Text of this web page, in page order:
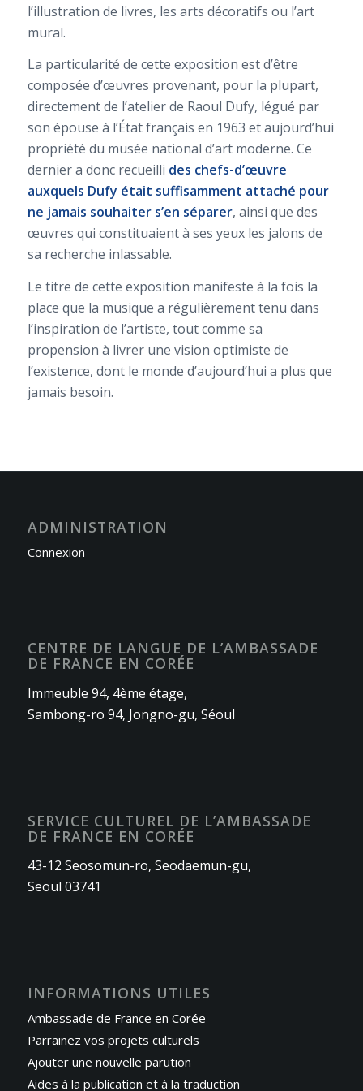
l’illustration de livres, les arts décoratifs ou l’art
mural.
La particularité de cette exposition est d’être
composée d’œuvres provenant, pour la plupart,
directement de l’atelier de Raoul Dufy, légué par
son épouse à l’État français en 1963 et aujourd’hui
propriété du musée national d’art moderne. Ce
dernier a donc recueilli des chefs-d’œuvre
auxquels Dufy était suffisamment attaché pour
ne jamais souhaiter s’en séparer, ainsi que des
œuvres qui constituaient à ses yeux les jalons de
sa recherche inlassable.
Le titre de cette exposition manifeste à la fois la
place que la musique a régulièrement tenu dans
l’inspiration de l’artiste, tout comme sa
propension à livrer une vision optimiste de
l’existence, dont le monde d’aujourd’hui a plus que
jamais besoin.
ADMINISTRATION
Connexion
CENTRE DE LANGUE DE L’AMBASSADE
DE FRANCE EN CORÉE
Immeuble 94, 4ème étage,
Sambong-ro 94, Jongno-gu, Séoul
SERVICE CULTUREL DE L’AMBASSADE
DE FRANCE EN CORÉE
43-12 Seosomun-ro, Seodaemun-gu,
Seoul 03741
INFORMATIONS UTILES
Ambassade de France en Corée
Parrainez vos projets culturels
Ajouter une nouvelle parution
Aides à la publication et à la traduction